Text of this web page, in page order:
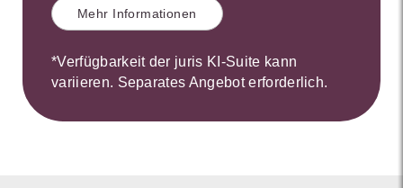
Mehr Informationen
*Verfügbarkeit der juris KI-Suite kann
variieren. Separates Angebot erforderlich.